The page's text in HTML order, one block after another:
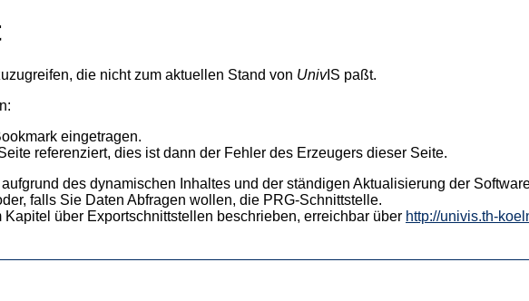
die nicht zum aktuellen Stand von UnivIS paßt.
eingetragen.
referenziert, dies ist dann der Fehler des Erzeugers dieser Seite.
des dynamischen Inhaltes und der ständigen Aktualisierung der
falls Sie Daten Abfragen wollen, die PRG-Schnittstelle.
über Exportschnittstellen beschrieben, erreichbar über http://univis.th-